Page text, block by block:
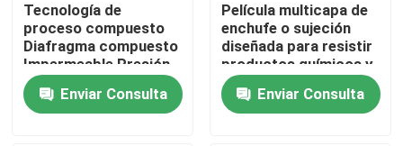
Tecnología de
proceso compuesto
Diafragma compuesto
Impermeable Presión
máxima 0.6 bar
Diseñado para un
rendimiento duradero
Enviar Consulta
Película multicapa de
enchufe o sujeción
diseñada para resistir
productos químicos y
disolventes que
asegure el rendimiento
del embalaje industrial
Enviar Consulta